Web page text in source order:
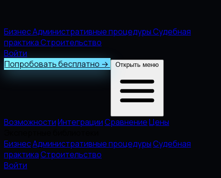
БизнесАдминистративные процедурыСудебная
практикаСтроительство
Войти
Попробовать бесплатно → Открыть меню
ВозможностиИнтеграцииСравнениеЦены
БизнесАдминистративные процедурыСудебная
практикаСтроительство
Войти